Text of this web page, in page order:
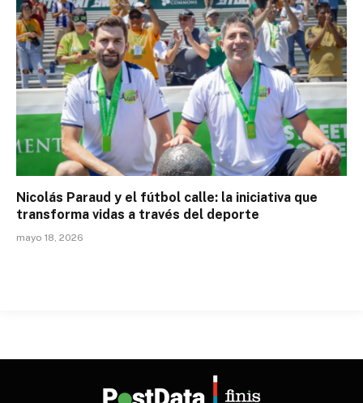
Nicolás Paraud y el fútbol calle: la iniciativa que
transforma vidas a través del deporte
mayo 18, 2026